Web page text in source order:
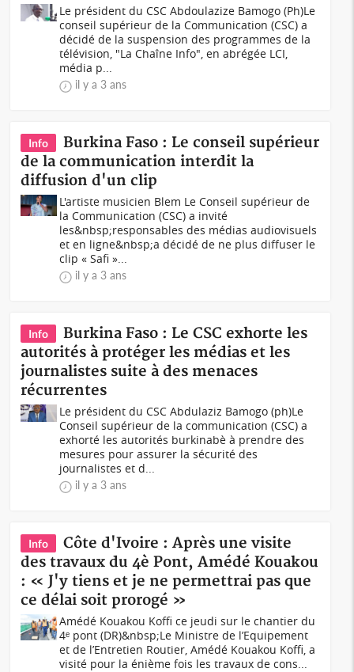
Le président du CSC Abdoulazize Bamogo (Ph)Le
conseil supérieur de la Communication (CSC) a
décidé de la suspension des programmes de la
télévision, "La Chaîne Info", en abrégée LCI,
média p...
il y a 3 ans
Info
Burkina Faso : Le conseil supérieur
de la communication interdit la
diffusion d'un clip
L'artiste musicien Blem Le Conseil supérieur de
la Communication (CSC) a invité
les&nbsp;responsables des médias audiovisuels
et en ligne&nbsp;a décidé de ne plus diffuser le
clip « Safi »...
il y a 3 ans
Info
Burkina Faso : Le CSC exhorte les
autorités à protéger les médias et les
journalistes suite à des menaces
récurrentes
Le président du CSC Abdulaziz Bamogo (ph)Le
Conseil supérieur de la communication (CSC) a
exhorté les autorités burkinabè à prendre des
mesures pour assurer la sécurité des
journalistes et d...
il y a 3 ans
Info
Côte d'Ivoire : Après une visite
des travaux du 4è Pont, Amédé Kouakou
: « J'y tiens et je ne permettrai pas que
ce délai soit prorogé »
Amédé Kouakou Koffi ce jeudi sur le chantier du
4ᵉ pont (DR)&nbsp;Le Ministre de l’Equipement
et de l’Entretien Routier, Amédé Kouakou Koffi, a
visité pour la énième fois les travaux de cons...